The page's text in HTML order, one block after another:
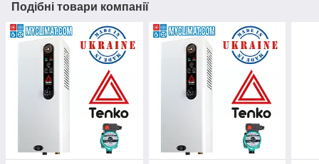
Подібні товари компанії